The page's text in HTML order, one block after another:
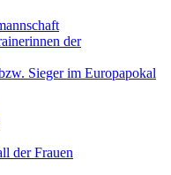
der
Sieger im Europapokal
der Frauen